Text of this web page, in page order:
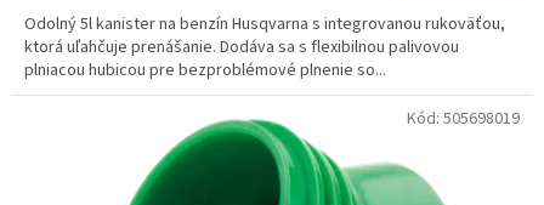
Odolný 5l kanister na benzín Husqvarna s integrovanou rukoväťou,
ktorá uľahčuje prenášanie. Dodáva sa s flexibilnou palivovou
plniacou hubicou pre bezproblémové plnenie so...
Kód: 505698019